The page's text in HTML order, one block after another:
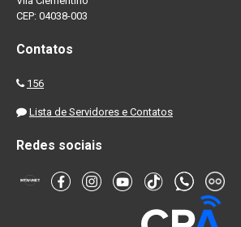
CEP: 04038-003
Contatos
156
Lista de Servidores e Contatos
Redes sociais